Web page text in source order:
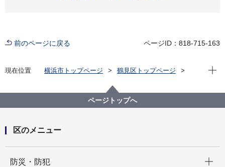
前のページに戻る ページID：818-715-163
現在位置 横浜市トップページ
鶴見区トップページ
区長就任のご挨拶（2022年５月）
現在
ページトップへ
区のメニュー
防災・防犯